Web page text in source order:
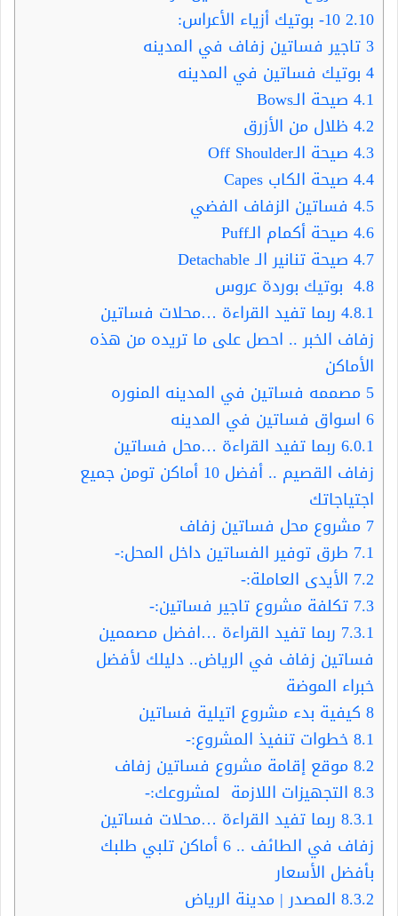
2.10
3تاجير فساتين زفاف في المدينه
4 بوتيك فساتين في المدينه
4.1 صيحة الـBows
4.2 ظلال من الأزرق
4.3 صيحة الـOff Shoulder
4.4 صيحة الكاب Capes
4.5 فساتين الزفاف الفضي
4.6 صيحة أكمام الـPuff
4.7 صيحة تنانير الـ Detachable
4.8 بوتيك بوردة عروس
4.8.1 ربما تفيد القراءة …محلات فساتين
زفاف الخبر .. احصل على ما تريده من هذه
الأماكن
5 مصممه فساتين في المدينه المنوره
6 اسواق فساتين في المدينه
6.0.1 ربما تفيد القراءة …محل فساتين
زفاف القصيم .. أفضل 10 أماكن تومن جميع
اجتياجاتك
7 مشروع محل فساتين زفاف
7.1 طرق توفير الفساتين داخل المحل:-
7.2 الأيدى العاملة:-
7.3 تكلفة مشروع تاجير فساتين:-
7.3.1 ربما تفيد القراءة …افضل مصممين
فساتين زفاف في الرياض.. دليلك لأفضل
خبراء الموضة
8 كيفية بدء مشروع اتيلية فساتين
8.1خطوات تنفيذ المشروع:-
8.2موقع إقامة مشروع فساتين زفاف
8.3 التجهيزات اللازمة لمشروعك:-
8.3.1 ربما تفيد القراءة …محلات فساتين
زفاف في الطائف .. 6 أماكن تلبي طلبك
بأفضل الأسعار
8.3.2 المصدر | مدينة الرياض